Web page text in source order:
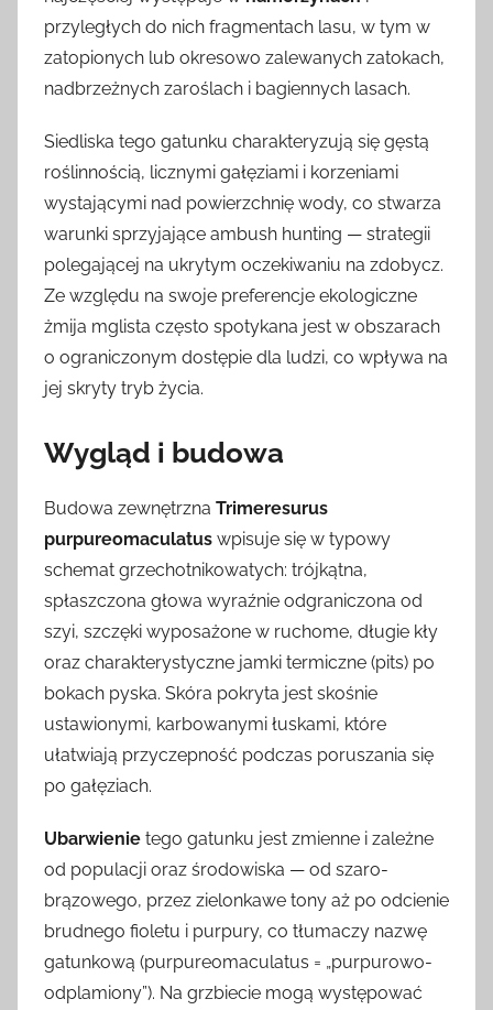
przyległych do nich fragmentach lasu, w tym w
zatopionych lub okresowo zalewanych zatokach,
nadbrzeżnych zaroślach i bagiennych lasach.
Siedliska tego gatunku charakteryzują się gęstą
roślinnością, licznymi gałęziami i korzeniami
wystającymi nad powierzchnię wody, co stwarza
warunki sprzyjające ambush hunting — strategii
polegającej na ukrytym oczekiwaniu na zdobycz.
Ze względu na swoje preferencje ekologiczne
żmija mglista często spotykana jest w obszarach
o ograniczonym dostępie dla ludzi, co wpływa na
jej skryty tryb życia.
Wygląd i budowa
Budowa zewnętrzna Trimeresurus
purpureomaculatus wpisuje się w typowy
schemat grzechotnikowatych: trójkątna,
spłaszczona głowa wyraźnie odgraniczona od
szyi, szczęki wyposażone w ruchome, długie kły
oraz charakterystyczne jamki termiczne (pits) po
bokach pyska. Skóra pokryta jest skośnie
ustawionymi, karbowanymi łuskami, które
ułatwiają przyczepność podczas poruszania się
po gałęziach.
Ubarwienie tego gatunku jest zmienne i zależne
od populacji oraz środowiska — od szaro-
brązowego, przez zielonkawe tony aż po odcienie
brudnego fioletu i purpury, co tłumaczy nazwę
gatunkową (purpureomaculatus = „purpurowo-
odplamiony”). Na grzbiecie mogą występować